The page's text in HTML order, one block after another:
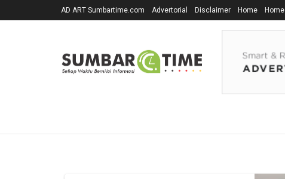
AD ART Sumbartime.com Advertorial Disclaimer Home Home